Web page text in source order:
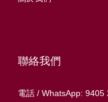
聯絡我們
電話 / WhatsApp: 9405